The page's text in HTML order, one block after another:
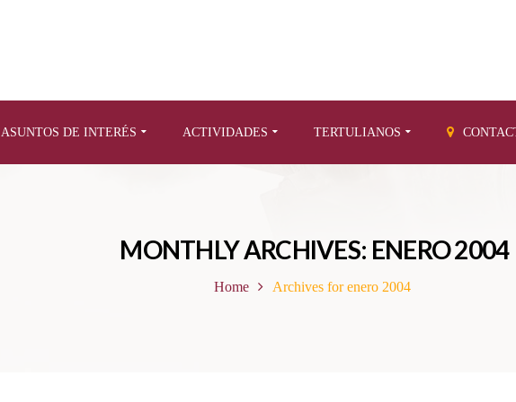
ASUNTOS DE INTERÉS ACTIVIDADES TERTULIANOS
MONTHLY ARCHIVES: ENERO 2004
Home Archives for enero 2004